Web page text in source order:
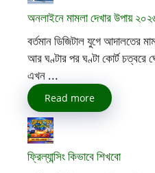
অনলাইনে মামলা দেখার উপায়
বর্তমান ডিজিটাল যুগে আদালতের
আর ঘণ্টার পর ঘণ্টা কোর্ট চত্বরে
এখন ...
Read more
ফ্রিল্যান্সিং কিভাবে শিখবো